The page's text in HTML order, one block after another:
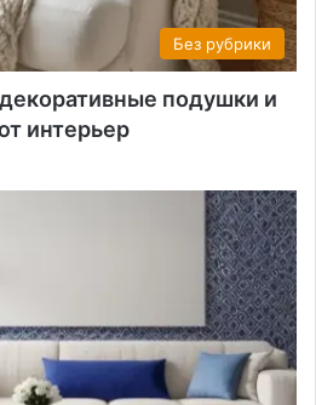
Без рубрики
подушки и
интерьер